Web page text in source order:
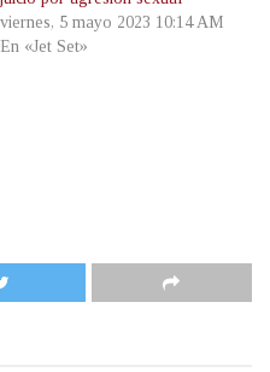
viernes, 5 mayo 2023 10:14 AM
En «Jet Set»